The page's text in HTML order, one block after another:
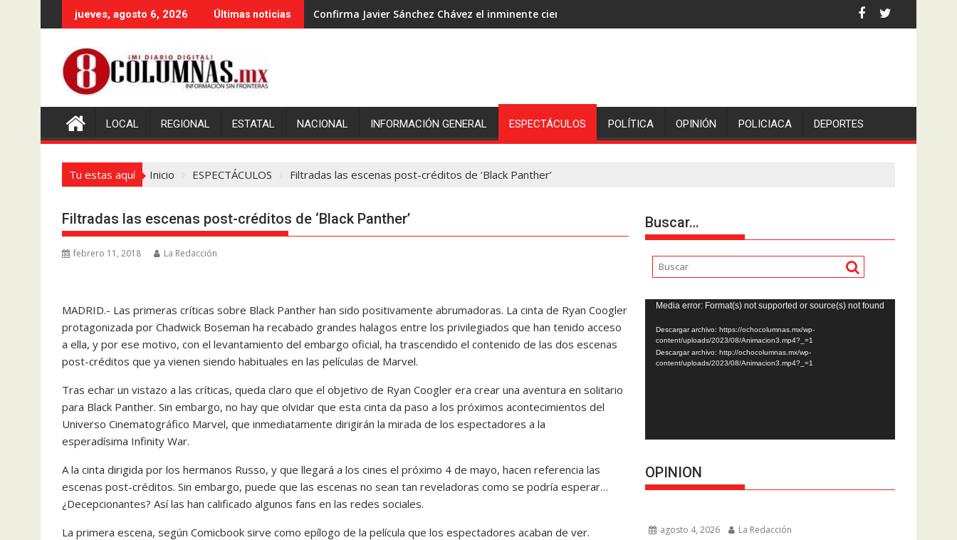
al
jueves, agosto 6, 2026 Últimas noticias Confirma Javier Sánchez Chávez el inminente cierre de ingenió San Pedro en Lerdo de Tejada, Veracruz.
LOCAL REGIONAL ESTATAL NACIONAL INFORMACIÓN GENERAL ESPECTÁCULOS POLÍTICA OPINIÓN POLICIACA DEPORTES
Tu estas aquí Inicio ESPECTÁCULOS Filtradas las escenas post-créditos de ‘Black Panther’
Filtradas las escenas post-créditos de ‘Black Panther’
febrero 11, 2018 La Redacción
MADRID.- Las primeras críticas sobre Black Panther han sido positivamente abrumadoras. La cinta de Ryan Coogler
protagonizada por Chadwick Boseman ha recabado grandes halagos entre los privilegiados que han tenido acceso
a ella, y por ese motivo, con el levantamiento del embargo oficial, ha trascendido el contenido de las dos escenas
post-créditos que ya vienen siendo habituales en las películas de Marvel.
Tras echar un vistazo a las críticas, queda claro que el objetivo de Ryan Coogler era crear una aventura en solitario
para Black Panther. Sin embargo, no hay que olvidar que esta cinta da paso a los próximos acontecimientos del
Universo Cinematográfico Marvel, que inmediatamente dirigirán la mirada de los espectadores a la
esperadísima Infinity War.
A la cinta dirigida por los hermanos Russo, y que llegará a los cines el próximo 4 de mayo, hacen referencia las
escenas post-créditos. Sin embargo, puede que las escenas no sean tan reveladoras como se podría esperar…
¿Decepcionantes? Así las han calificado algunos fans en las redes sociales.
La primera escena, según Comicbook sirve como epílogo de la película que los espectadores acaban de ver.
Buscar…
Reproductor
de
vídeo
Media error: Format(s) not supported or source(s) not found
Descargar archivo: https://ochocolumnas.mx/wp-
content/uploads/2023/08/Animacion3.mp4?_=1
Descargar archivo: http://ochocolumnas.mx/wp-
content/uploads/2023/08/Animacion3.mp4?_=1
OPINION
agosto 4, 2026 La Redacción